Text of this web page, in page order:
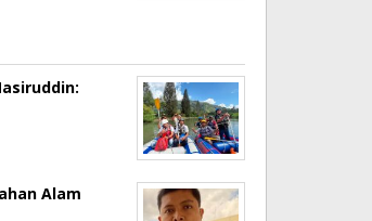
Alam